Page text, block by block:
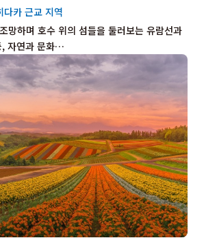
망하며 호수 위의 섬들을 둘러보는 유람선과
, 자연과 문화…
카 근교 지역